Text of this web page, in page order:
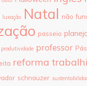
luxação Natal não
passeio
produtividade professor
reforma
schnauzer